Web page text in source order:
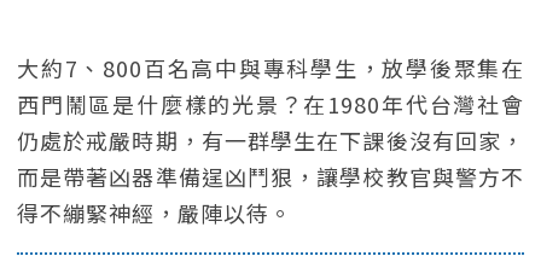
大約7、800百名高中與專科學生，放學後聚集在
西門鬧區是什麼樣的光景？在1980年代台灣社會
仍處於戒嚴時期，有一群學生在下課後沒有回家，
而是帶著凶器準備逞凶鬥狠，讓學校教官與警方不
得不繃緊神經，嚴陣以待。